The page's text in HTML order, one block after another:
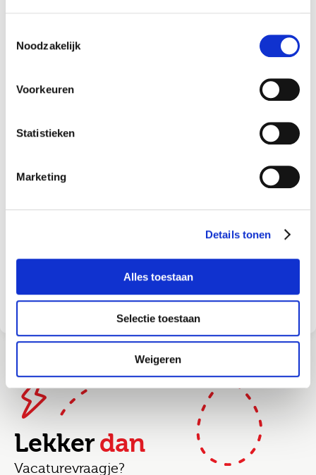
Noodzakelijk
Voorkeuren
Statistieken
Marketing
Details tonen
Alles toestaan
Selectie toestaan
Weigeren
Gevonden via
CV
Ik ga akkoord met devoorwaardenenprivacy
Lekkerdan
Vacaturevraagje?
Postcode
privacy statement